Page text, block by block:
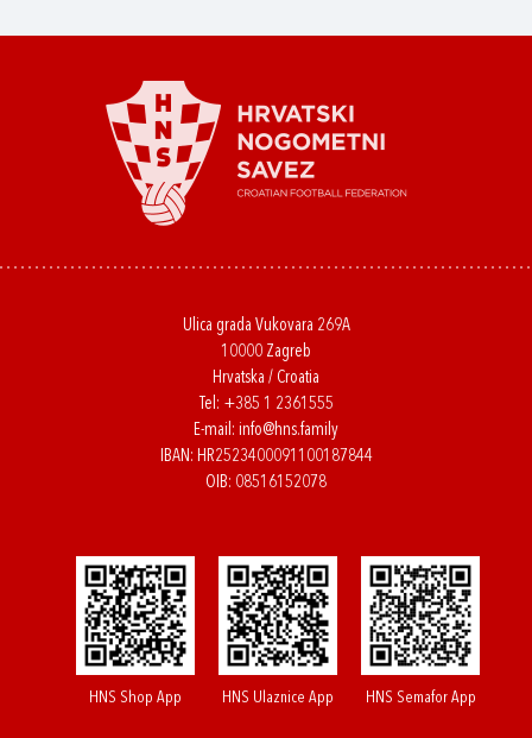
Ulica grada Vukovara 269A
10000 Zagreb
Hrvatska / Croatia
Tel: +385 1 2361555
E-mail: info@hns.family
IBAN: HR2523400091100187844
OIB: 08516152078
HNS Shop App HNS Ulaznice App HNS Semafor App